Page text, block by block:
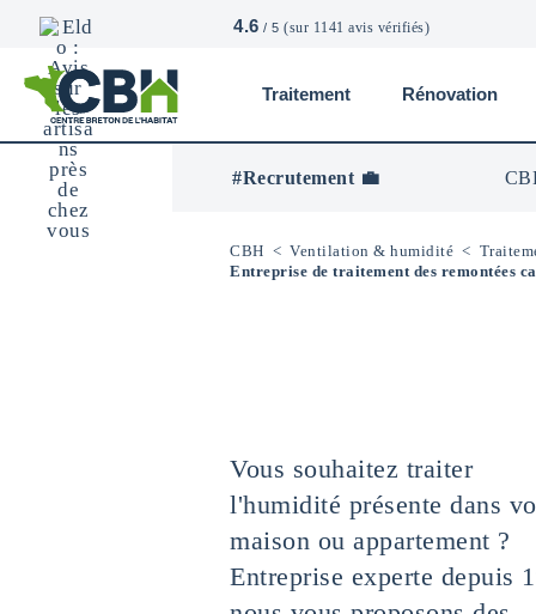
4.6 / 5 (sur 1141 avis vérifiés)
CBH
Centre
Breton
L’Habitat
Traitement Rénovation
#Recrutement 💼
CBH < Ventilation & humidité <
Entreprise de traitement des remontées
Vous souhaitez traiter
l'humidité présente dans
maison ou appartement ?
Entreprise experte depuis